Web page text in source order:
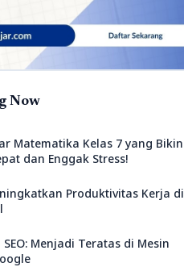
Now
Matematika Kelas 7 yang Bikin
dan Enggak Stress!
Produktivitas Kerja di
Menjadi Teratas di Mesin